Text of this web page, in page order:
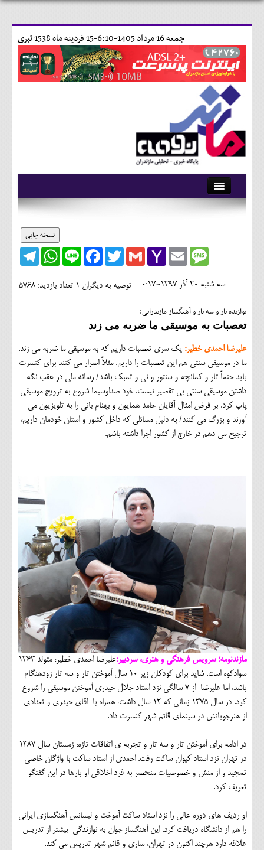
15 فردينه ماه 1538 تبری جمعه 16 مرداد 1405-6:10-
آرشیو
وبلاگ
کلینیک
حقوقی
محیط زیست و گردشگری
فرهنگی و هنری
اقتصادی
سیاسی
نسخه چاپی
Telegram
WhatsApp Line
FacebookTwitterGmailYahoo
Mail
EmailMessage
تعداد بازدید: 5768 توصیه به دیگران 1 سه شنبه 20 آذر 1397-0:17
نوازنده تار و سه تار و آهنگساز مازندرانی:
تعصبات به موسیقی ما ضربه می زند
علیرضا احمدی خطیر: یک سری تعصبات داریم که به موسیقی ما ضربه می زند.
ما در موسیقی سنتی هم این تعصبات را داریم. مثلاً اصرار می کنند برای کنسرت
باید حتماً تار و کمانچه و سنتور و نی و تمبک باشد/ رسانه ملی در عقب نگه
داشتن موسیقی سنتی بی تقصیر نیست. خود صداوسیما شروع به ترویج موسیقی
پاپ کرد. بر فرض امثال آقایان حامد همایون و بهنام بانی را به تلویزیون می
آورند و بزرگ می کنند/ به دلیل مسائلی که داخل کشور و استان خودمان داریم،
ترجیح می دهم در خارج از کشور اجرا داشته باشم.
مازندنومه؛ سرویس فرهنگی و هنری، سردبیر:
علیرضا احمدی خطیر، متولد 1363
سوادکوه است. شاید برای کودکان زیر 10 سال آموختن تار و سه تار زودهنگام
باشد، اما علیرضا از 7 سالگی نزد استاد جلال حیدری آموختن موسیقی را شروع
کرد. در سال 1375 زمانی که 12 سال داشت، همراه با اقای حیدری و تعدادی
از هنرجویانش در سینمای قائم شهر کنسرت داد.
در ادامه برای آموختن تار و سه تار و تجربه ی اتفاقات تازه، زمستان سال 1387
در تهران نزد استاد کیوان ساکت رفت. احمدی از استاد ساکت با واژگان خاصی
تمجید و از منش و خصوصیات منحصر به فرد اخلاقی او بارها در این گفتگو
تعریف کرد.
او ردیف های دوره عالی را نزد استاد ساکت آموخت و لیسانس آهنگسازی ایرانی
را هم از دانشگاه دریافت کرد. این آهنگساز جوان به نوازندگی بیشتر از تدریس
علاقه دارد هرچند اکنون در تهران، ساری و قائم شهر تدریس می کند.